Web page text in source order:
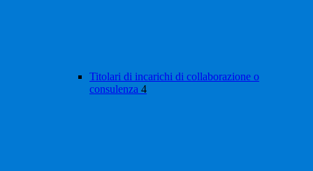
Titolari di incarichi di collaborazione o
consulenza 4